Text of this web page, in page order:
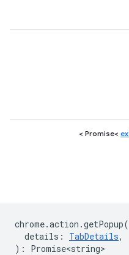
>
chrome.action .getPopup(
details : TabDetails,
) : Promise<string>